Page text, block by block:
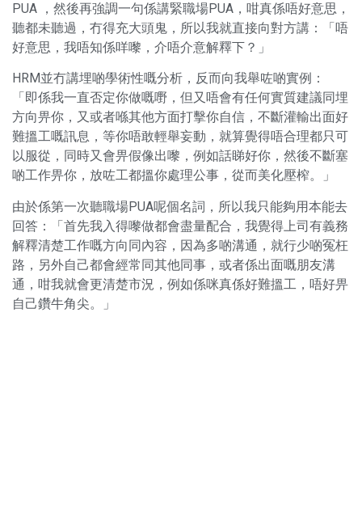
PUA ，然後再強調一句係講緊職場PUA，咁真係唔好意思，
聽都未聽過，冇得充大頭鬼，所以我就直接向對方講：「唔
好意思，我唔知係咩嚟，介唔介意解釋下？」
HRM並冇講埋啲學術性嘅分析，反而向我舉咗啲實例：
「即係我一直否定你做嘅嘢，但又唔會有任何實質建議同埋
方向畀你，又或者喺其他方面打擊你自信，不斷灌輸出面好
難搵工嘅訊息，等你唔敢輕舉妄動，就算覺得唔合理都只可
以服從，同時又會畀假像出嚟，例如話睇好你，然後不斷塞
啲工作畀你，放咗工都搵你處理公事，從而美化壓榨。」
由於係第一次聽職場PUA呢個名詞，所以我只能夠用本能去
回答：「首先我入得嚟做都會盡量配合，我覺得上司有義務
解釋清楚工作嘅方向同內容，因為多啲溝通，就行少啲冤枉
路，另外自己都會經常同其他同事，或者係出面嘅朋友溝
通，咁我就會更清楚市況，例如係咪真係好難搵工，唔好畀
自己鑽牛角尖。」